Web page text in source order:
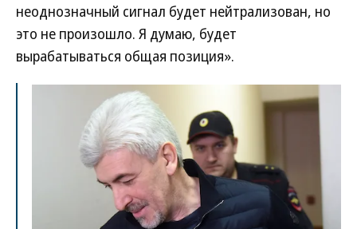
неоднозначный сигнал будет нейтрализован, но
это не произошло. Я думаю, будет
вырабатываться общая позиция».